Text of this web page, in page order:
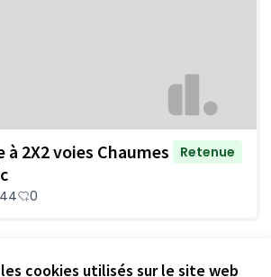
cookies utilisés sur le site web
à 2X2 voies Chaumes
Retenue
0